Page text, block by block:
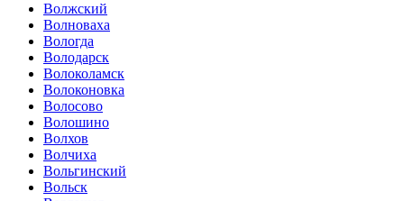
Волжский
Волноваха
Вологда
Володарск
Волоколамск
Волоконовка
Волосово
Волошино
Волхов
Волчиха
Вольгинский
Вольск